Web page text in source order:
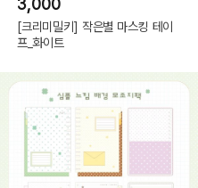
3,000
[크리미밀키] 작은별 마스킹 테이
프_화이트